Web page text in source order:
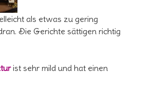
als etwas zu gering
Die Gerichte sättigen richtig
ist sehr mild und hat einen